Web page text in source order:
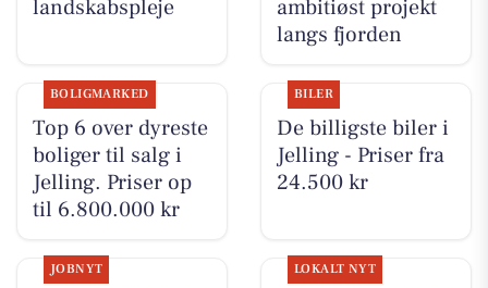
landskabspleje
ambitiøst projekt
langs fjorden
BOLIGMARKED
Top 6 over dyreste
boliger til salg i
Jelling. Priser op
til 6.800.000 kr
BILER
De billigste biler i
Jelling - Priser fra
24.500 kr
JOBNYT LOKALT NYT